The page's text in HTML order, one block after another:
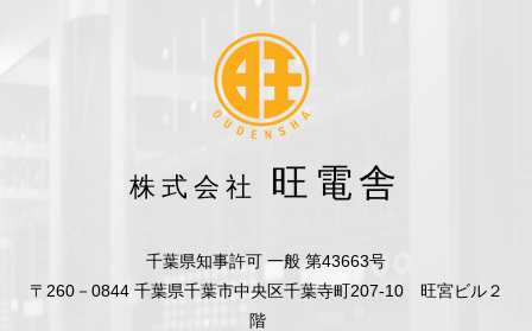
株式会社 旺電舎
千葉県知事許可 一般 第43663号
〒260－0844 千葉県千葉市中央区千葉寺町207-10 旺宮ビル２
階